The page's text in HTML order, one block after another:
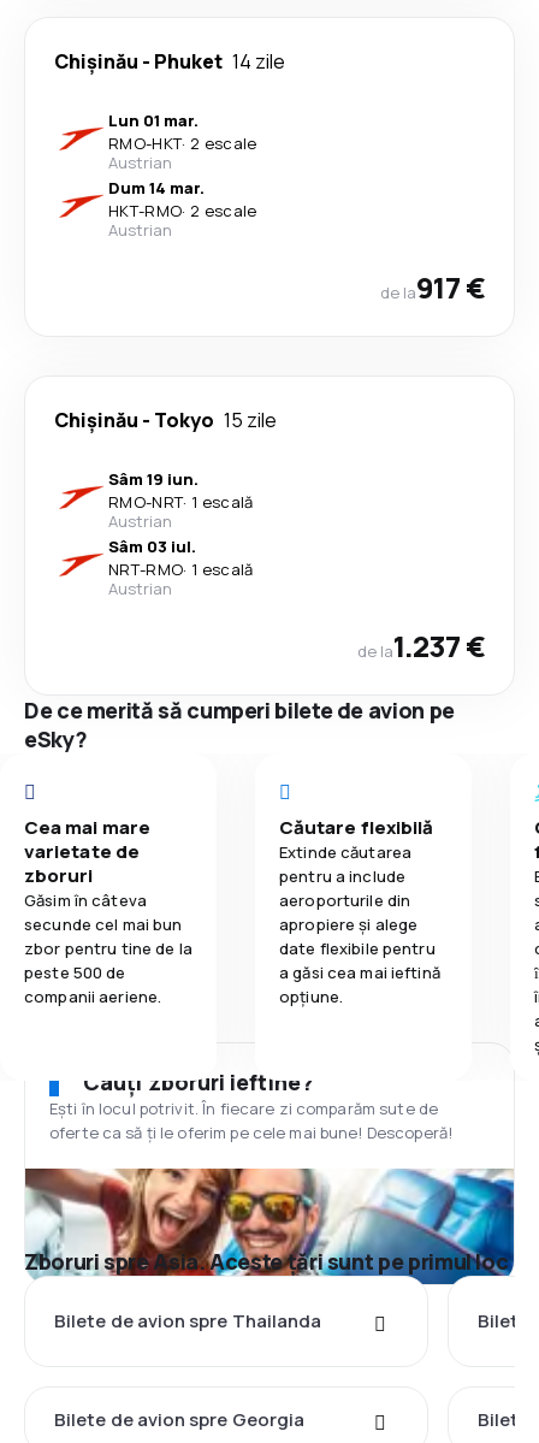
Chişinău - Phuket 14 zile
Lun 01 mar.
RMO-HKT· 2 escale
Austrian
Dum 14 mar.
HKT-RMO· 2 escale
Austrian
de la917 €
Chişinău - Tokyo 15 zile
Sâm 19 iun.
RMO-NRT· 1 escală
Austrian
Sâm 03 iul.
NRT-RMO· 1 escală
Austrian
de la1.237 €
De ce merită să cumperi bilete de avion pe
eSky?
Cea mai mare
varietate de
zboruri
Găsim în câteva
secunde cel mai bun
zbor pentru tine de la
peste 500 de
companii aeriene.
Căutare flexibilă
Extinde căutarea
pentru a include
aeroporturile din
apropiere și alege
date flexibile pentru
a găsi cea mai ieftină
opțiune.
Cauți zboruri ieftine?
Ești în locul potrivit. În fiecare zi comparăm sute de
oferte ca să ți le oferim pe cele mai bune! Descoperă!
Zboruri spre Asia. Aceste țări sunt pe primul loc
Bilete de avion spre Thailanda Bilete
Bilete de avion spre Georgia Bilete